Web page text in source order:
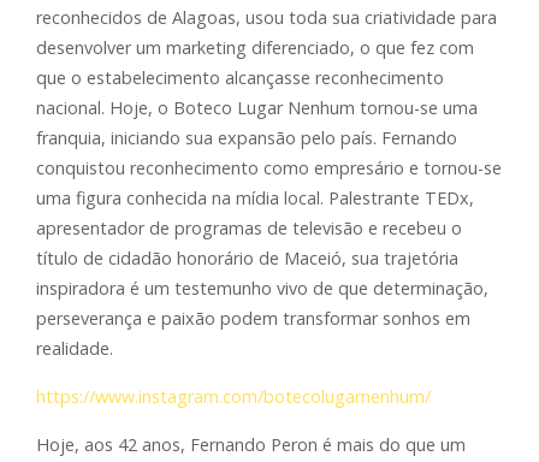
reconhecidos de Alagoas, usou toda sua criatividade para
desenvolver um marketing diferenciado, o que fez com
que o estabelecimento alcançasse reconhecimento
nacional. Hoje, o Boteco Lugar Nenhum tornou-se uma
franquia, iniciando sua expansão pelo país. Fernando
conquistou reconhecimento como empresário e tornou-se
uma figura conhecida na mídia local. Palestrante TEDx,
apresentador de programas de televisão e recebeu o
título de cidadão honorário de Maceió, sua trajetória
inspiradora é um testemunho vivo de que determinação,
perseverança e paixão podem transformar sonhos em
realidade.
https://www.instagram.com/botecolugarnenhum/
Hoje, aos 42 anos, Fernando Peron é mais do que um